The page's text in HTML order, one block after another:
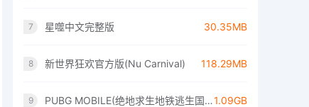
7 星噬中文完整版 30.35MB
8 新世界狂欢官方版(Nu Carnival) 118.29MB
9 PUBG MOBILE(绝地求生地铁逃生国际服)1.09GB